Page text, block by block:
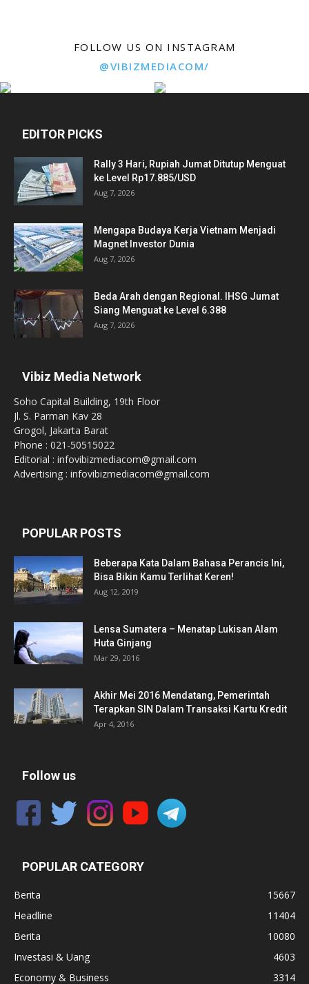
FOLLOW US ON INSTAGRAM
@VIBIZMEDIACOM/
EDITOR PICKS
Rally 3 Hari, Rupiah Jumat Ditutup Menguat
ke Level Rp17.885/USD
Aug 7, 2026
Mengapa Budaya Kerja Vietnam Menjadi
Magnet Investor Dunia
Aug 7, 2026
Beda Arah dengan Regional. IHSG Jumat
Siang Menguat ke Level 6.388
Aug 7, 2026
Vibiz Media Network
Soho Capital Building, 19th Floor
Jl. S. Parman Kav 28
Grogol, Jakarta Barat
Phone : 021-50515022
Editorial : infovibizmediacom@gmail.com
Advertising : infovibizmediacom@gmail.com
POPULAR POSTS
Beberapa Kata Dalam Bahasa Perancis Ini,
Bisa Bikin Kamu Terlihat Keren!
Aug 12, 2019
Lensa Sumatera – Menatap Lukisan Alam
Huta Ginjang
Mar 29, 2016
Akhir Mei 2016 Mendatang, Pemerintah
Terapkan SIN Dalam Transaksi Kartu Kredit
Apr 4, 2016
Follow us
POPULAR CATEGORY
Berita
15667
Headline
11404
Berita
10080
Investasi & Uang
4603
Economy & Business
3314